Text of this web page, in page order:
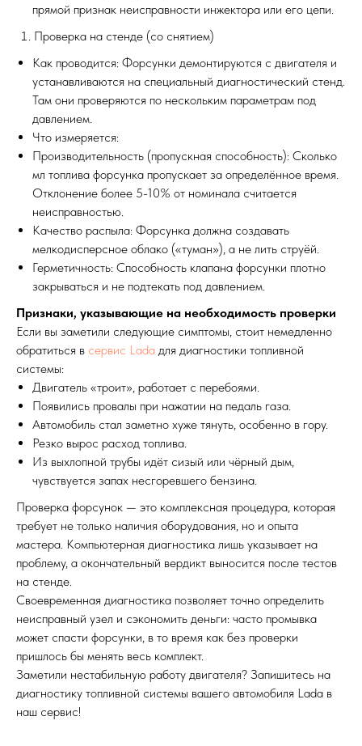
прямой признак неисправности инжектора или его цепи.
Проверка на стенде (со снятием)
Как проводится: Форсунки демонтируются с двигателя и
устанавливаются на специальный диагностический стенд.
Там они проверяются по нескольким параметрам под
давлением.
Что измеряется:
Производительность (пропускная способность): Сколько
мл топлива форсунка пропускает за определённое время.
Отклонение более 5-10% от номинала считается
неисправностью.
Качество распыла: Форсунка должна создавать
мелкодисперсное облако («туман»), а не лить струёй.
Герметичность: Способность клапана форсунки плотно
закрываться и не подтекать под давлением.
Признаки, указывающие на необходимость проверки
Если вы заметили следующие симптомы, стоит немедленно
обратиться в сервис Lada для диагностики топливной
системы:
Двигатель «троит», работает с перебоями.
Появились провалы при нажатии на педаль газа.
Автомобиль стал заметно хуже тянуть, особенно в гору.
Резко вырос расход топлива.
Из выхлопной трубы идёт сизый или чёрный дым,
чувствуется запах несгоревшего бензина.
Проверка форсунок — это комплексная процедура, которая
требует не только наличия оборудования, но и опыта
мастера. Компьютерная диагностика лишь указывает на
проблему, а окончательный вердикт выносится после тестов
на стенде.
Своевременная диагностика позволяет точно определить
неисправный узел и сэкономить деньги: часто промывка
может спасти форсунки, в то время как без проверки
пришлось бы менять весь комплект.
Заметили нестабильную работу двигателя? Запишитесь на
диагностику топливной системы вашего автомобиля Lada в
наш сервис!